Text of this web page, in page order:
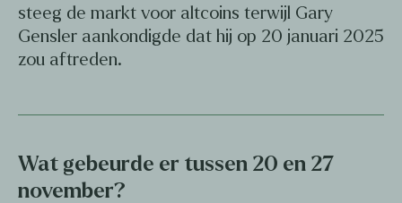
steeg de markt voor altcoins terwijl Gary
Gensler aankondigde dat hij op 20 januari 2025
zou aftreden.
Wat gebeurde er tussen 20 en 27
november?